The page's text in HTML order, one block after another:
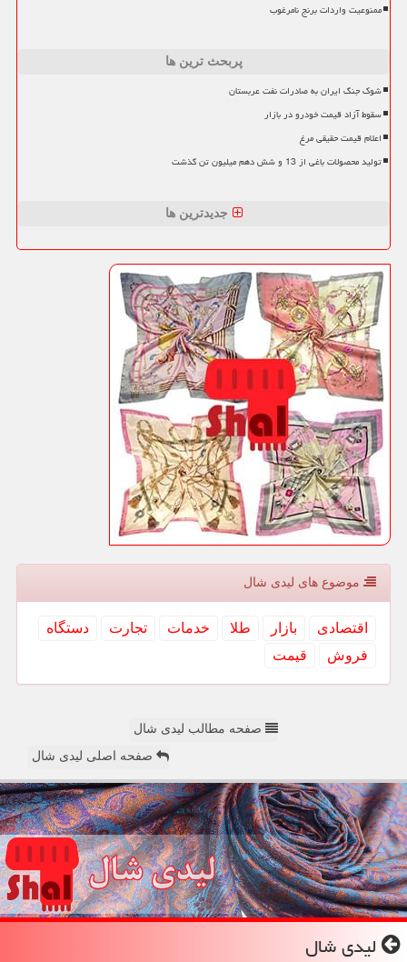
ممنوعیت واردات برنج نامرغوب
پربحث ترین ها
شوک جنگ ایران به صادرات نفت عربستان
سقوط آزاد قیمت خودرو در بازار
اعلام قیمت حقیقی مرغ
تولید محصولات باغی از 13 و شش دهم میلیون تن گذشت
جدیدترین ها
موضوع های لیدی شال
اقتصادی بازار طلا خدمات تجارت
دستگاه
فروش
قیمت
صفحه مطالب لیدی شال
صفحه اصلی لیدی شال
لیدی شال